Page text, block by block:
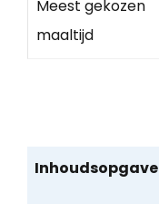
Meest gekozen
maaltijd
Inhoudsopgave